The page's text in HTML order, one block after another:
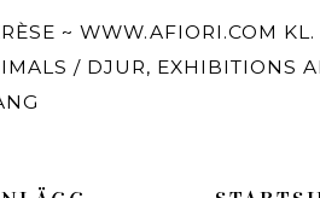
~ WWW.AFIORI.COM KL.
/ DJUR, EXHIBITIONS